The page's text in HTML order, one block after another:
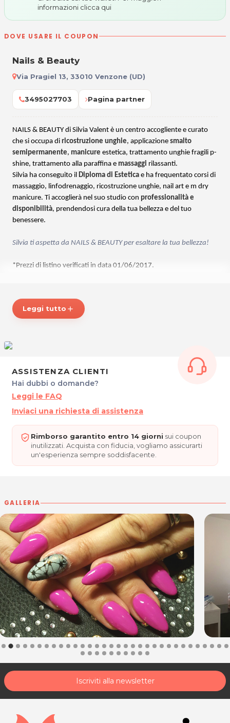
informazioni clicca qui
DOVE USARE IL COUPON
Nails & Beauty
Via Pragiel 13, 33010 Venzone (UD)
3495027703 Pagina partner
NAILS & BEAUTY di Silvia Valent è un centro accogliente e curato
che si occupa di ricostruzione unghie, applicazione smalto
semipermanente, manicure estetica, trattamento unghie fragili p-
shine, trattamento alla paraffina e massaggi rilassanti.
Silvia ha conseguito il Diploma di Estetica e ha frequentato corsi di
massaggio, linfodrenaggio, ricostruzione unghie, nail art e m dry
manicure. Ti accoglierà nel suo studio con professionalità e
disponibilità, prendendosi cura della tua bellezza e del tuo
benessere.
Silvia ti aspetta da NAILS & BEAUTY per esaltare la tua bellezza!
*Prezzi di listino verificati in data 01/06/2017.
Dal Lunedì al Venerdì: 9.00 - 18.00
Sabato: 9.00 - 13.00
Tel. 3495027703
P.IVA 02893030300
Per ulteriori informazioni sull'offerta o sulle modalità di acquisto
scrivi aposta@espevia.it.
Leggi tutto add
ASSISTENZA CLIENTI
Hai dubbi o domande?
Leggi le FAQ
Inviaci una richiesta di assistenza
Rimborso garantito entro 14 giorni sui coupon
inutilizzati. Acquista con fiducia, vogliamo assicurarti
un'esperienza sempre soddisfacente.
GALLERIA
Iscriviti alla newsletter